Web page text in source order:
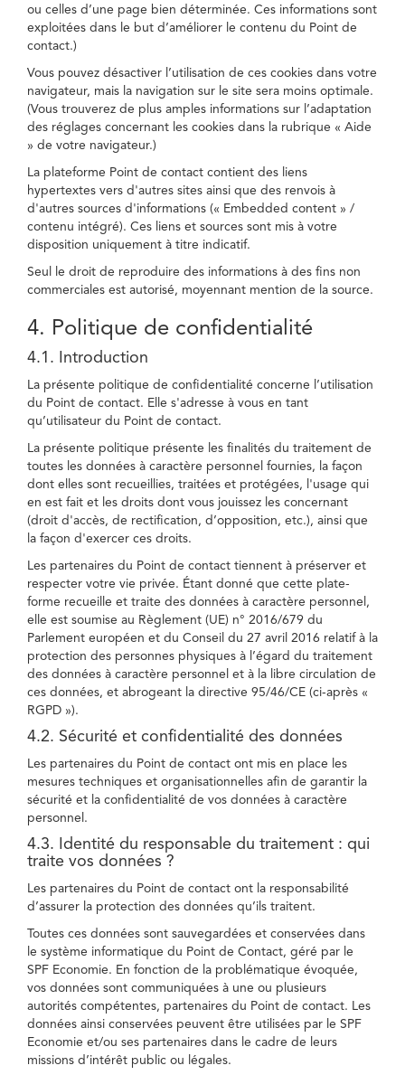
ou celles d’une page bien déterminée. Ces informations sont
exploitées dans le but d’améliorer le contenu du Point de
contact.)
Vous pouvez désactiver l’utilisation de ces cookies dans votre
navigateur, mais la navigation sur le site sera moins optimale.
(Vous trouverez de plus amples informations sur l’adaptation
des réglages concernant les cookies dans la rubrique « Aide
» de votre navigateur.)
La plateforme Point de contact contient des liens
hypertextes vers d'autres sites ainsi que des renvois à
d'autres sources d'informations (« Embedded content » /
contenu intégré). Ces liens et sources sont mis à votre
disposition uniquement à titre indicatif.
Seul le droit de reproduire des informations à des fins non
commerciales est autorisé, moyennant mention de la source.
4. Politique de confidentialité
4.1. Introduction
La présente politique de confidentialité concerne l’utilisation
du Point de contact. Elle s'adresse à vous en tant
qu’utilisateur du Point de contact.
La présente politique présente les finalités du traitement de
toutes les données à caractère personnel fournies, la façon
dont elles sont recueillies, traitées et protégées, l'usage qui
en est fait et les droits dont vous jouissez les concernant
(droit d'accès, de rectification, d’opposition, etc.), ainsi que
la façon d'exercer ces droits.
Les partenaires du Point de contact tiennent à préserver et
respecter votre vie privée. Étant donné que cette plate-
forme recueille et traite des données à caractère personnel,
elle est soumise au Règlement (UE) n° 2016/679 du
Parlement européen et du Conseil du 27 avril 2016 relatif à la
protection des personnes physiques à l’égard du traitement
des données à caractère personnel et à la libre circulation de
ces données, et abrogeant la directive 95/46/CE (ci-après «
RGPD »).
4.2. Sécurité et confidentialité des données
Les partenaires du Point de contact ont mis en place les
mesures techniques et organisationnelles afin de garantir la
sécurité et la confidentialité de vos données à caractère
personnel.
4.3. Identité du responsable du traitement : qui
traite vos données ?
Les partenaires du Point de contact ont la responsabilité
d’assurer la protection des données qu’ils traitent.
Toutes ces données sont sauvegardées et conservées dans
le système informatique du Point de Contact, géré par le
SPF Economie. En fonction de la problématique évoquée,
vos données sont communiquées à une ou plusieurs
autorités compétentes, partenaires du Point de contact. Les
données ainsi conservées peuvent être utilisées par le SPF
Economie et/ou ses partenaires dans le cadre de leurs
missions d’intérêt public ou légales.